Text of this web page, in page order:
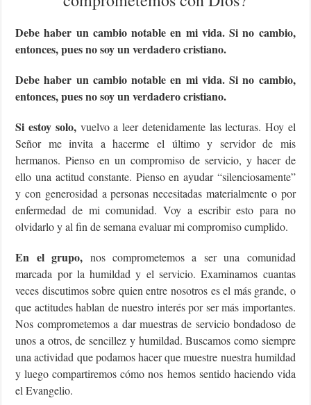
Debe haber un cambio notable en mi vida. Si no cambio,
entonces, pues no soy un verdadero cristiano.
Debe haber un cambio notable en mi vida. Si no cambio,
entonces, pues no soy un verdadero cristiano.
Si estoy solo, vuelvo a leer detenidamente las lecturas. Hoy el
Señor me invita a hacerme el último y servidor de mis
hermanos. Pienso en un compromiso de servicio, y hacer de
ello una actitud constante. Pienso en ayudar “silenciosamente”
y con generosidad a personas necesitadas materialmente o por
enfermedad de mi comunidad. Voy a escribir esto para no
olvidarlo y al fin de semana evaluar mi compromiso cumplido.
En el grupo, nos comprometemos a ser una comunidad
marcada por la humildad y el servicio. Examinamos cuantas
veces discutimos sobre quien entre nosotros es el más grande, o
que actitudes hablan de nuestro interés por ser más importantes.
Nos comprometemos a dar muestras de servicio bondadoso de
unos a otros, de sencillez y humildad. Buscamos como siempre
una actividad que podamos hacer que muestre nuestra humildad
y luego compartiremos cómo nos hemos sentido haciendo vida
el Evangelio.